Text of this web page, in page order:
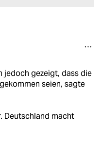
jedoch gezeigt, dass die
seien, sagte
Deutschland macht